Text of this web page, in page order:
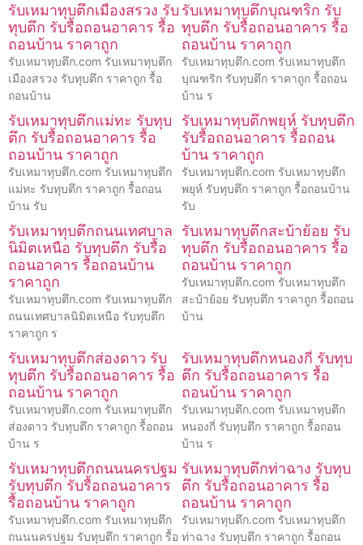
รับเหมาทุบตึกเมืองสรวง รับ
ทุบตึก รับรื้อถอนอาคาร รื้อ
ถอนบ้าน ราคาถูก
รับเหมาทุบตึก.com รับเหมาทุบตึก
เมืองสรวง รับทุบตึก ราคาถูก รื้อ
ถอนบ้าน
รับเหมาทุบตึกบุณฑริก รับ
ทุบตึก รับรื้อถอนอาคาร รื้อ
ถอนบ้าน ราคาถูก
รับเหมาทุบตึก.com รับเหมาทุบตึก
บุณฑริก รับทุบตึก ราคาถูก รื้อถอน
บ้าน ร
รับเหมาทุบตึกแม่ทะ รับทุบ
ตึก รับรื้อถอนอาคาร รื้อ
ถอนบ้าน ราคาถูก
รับเหมาทุบตึก.com รับเหมาทุบตึก
แม่ทะ รับทุบตึก ราคาถูก รื้อถอน
บ้าน รับ
รับเหมาทุบตึกพยุห์ รับทุบตึก
รับรื้อถอนอาคาร รื้อถอน
บ้าน ราคาถูก
รับเหมาทุบตึก.com รับเหมาทุบตึก
พยุห์ รับทุบตึก ราคาถูก รื้อถอนบ้าน
รับ
รับเหมาทุบตึกถนนเทศบาล
นิมิตเหนือ รับทุบตึก รับรื้อ
ถอนอาคาร รื้อถอนบ้าน
ราคาถูก
รับเหมาทุบตึก.com รับเหมาทุบตึก
ถนนเทศบาลนิมิตเหนือ รับทุบตึก
ราคาถูก ร
รับเหมาทุบตึกสะบ้าย้อย รับ
ทุบตึก รับรื้อถอนอาคาร รื้อ
ถอนบ้าน ราคาถูก
รับเหมาทุบตึก.com รับเหมาทุบตึก
สะบ้าย้อย รับทุบตึก ราคาถูก รื้อถอน
บ้าน
รับเหมาทุบตึกส่องดาว รับ
ทุบตึก รับรื้อถอนอาคาร รื้อ
ถอนบ้าน ราคาถูก
รับเหมาทุบตึก.com รับเหมาทุบตึก
ส่องดาว รับทุบตึก ราคาถูก รื้อถอน
บ้าน ร
รับเหมาทุบตึกหนองกี่ รับทุบ
ตึก รับรื้อถอนอาคาร รื้อ
ถอนบ้าน ราคาถูก
รับเหมาทุบตึก.com รับเหมาทุบตึก
หนองกี่ รับทุบตึก ราคาถูก รื้อถอน
บ้าน ร
รับเหมาทุบตึกถนนนครปฐม
รับทุบตึก รับรื้อถอนอาคาร
รื้อถอนบ้าน ราคาถูก
รับเหมาทุบตึก.com รับเหมาทุบตึก
ถนนนครปฐม รับทุบตึก ราคาถูก รื้อ
รับเหมาทุบตึกท่าฉาง รับทุบ
ตึก รับรื้อถอนอาคาร รื้อ
ถอนบ้าน ราคาถูก
รับเหมาทุบตึก.com รับเหมาทุบตึก
ท่าฉาง รับทุบตึก ราคาถูก รื้อถอน